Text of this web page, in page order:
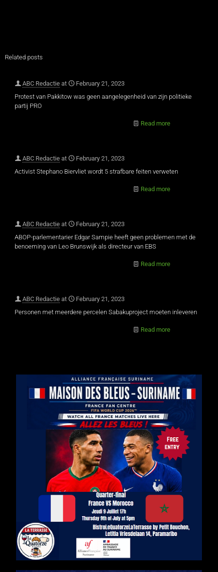
Related posts
ABC Redactie at
February 21, 2023
Protest van Pakkitow was geen aangelegenheid van zijn politieke
partij PRO
Read more
ABC Redactie at
February 21, 2023
Activist Stephano Biervliet wordt 5 strafbare feiten verweten
Read more
ABC Redactie at
February 21, 2023
ABOP-parlementarier Edgar Sampie heeft geen problemen met de
benoeming van Leo Brunswijk als directeur van EBS
Read more
ABC Redactie at
February 21, 2023
Personen met meerdere percelen Sabakuproject moeten inleveren
Read more